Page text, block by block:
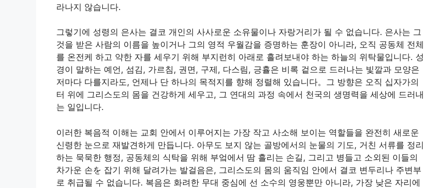
라나지 않습니다.
그렇기에 성령의 은사는 결코 개인의 사사로운 소유물이나 자랑거리가 될 수 없습니다. 은사는 그
것을 받은 사람의 이름을 높이거나 그의 영적 우월감을 증명하는 훈장이 아니라, 오직 공동체 전체
를 온전케 하고 약한 자를 세우기 위해 부지런히 아래로 흘려보내야 하는 하늘의 위탁물입니다. 성
경이 말하는 예언, 섬김, 가르침, 권면, 구제, 다스림, 긍휼은 비록 겉으로 드러나는 빛깔과 모양은
저마다 다를지라도, 언제나 단 하나의 목적지를 향해 정렬해 있습니다。그 방향은 오직 십자가의
터 위에 그리스도의 몸을 건강하게 세우고, 그 연대의 과정 속에서 천국의 생명력을 세상에 드러내
는 일입니다.
이러한 복음적 이해는 교회 안에서 이루어지는 가장 작고 사소해 보이는 역할들을 완전히 새로운
신령한 눈으로 재발견하게 만듭니다. 아무도 보지 않는 골방에서의 눈물의 기도, 거친 서류를 정리
하는 묵묵한 행정, 공동체의 식탁을 위해 부엌에서 땀 흘리는 손길, 그리고 병들고 소외된 이들의
차가운 손を 잡기 위해 달려가는 발걸음은, 그리스도의 몸의 움직임 안에서 결코 변두리나 주변부
로 취급될 수 없습니다. 복음은 화려한 무대 중심에 선 소수의 영웅뿐만 아니라, 가장 낮은 자리에